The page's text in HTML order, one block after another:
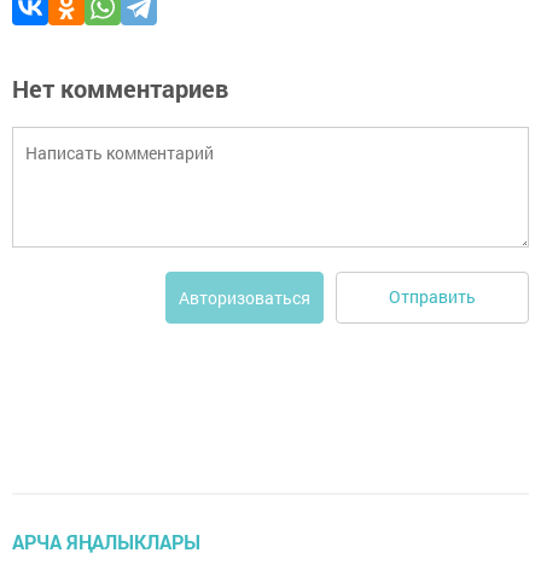
Нет комментариев
Авторизоваться Отправить
АРЧА ЯҢАЛЫКЛАРЫ